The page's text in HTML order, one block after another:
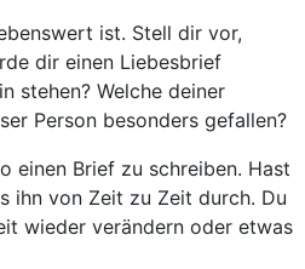
ist. Stell dir vor,
dir einen Liebesbrief
stehen? Welche deiner
Person besonders gefallen?
einen Brief zu schreiben. Hast
ihn von Zeit zu Zeit durch. Du
wieder verändern oder etwas